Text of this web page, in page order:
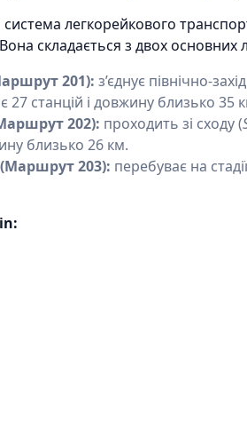
система легкорейкового
складається з двох основних
201): з’єднує північно-
27 станцій і довжину близько 35
202): проходить зі сходу (
близько 26 км.
203): перебуває на